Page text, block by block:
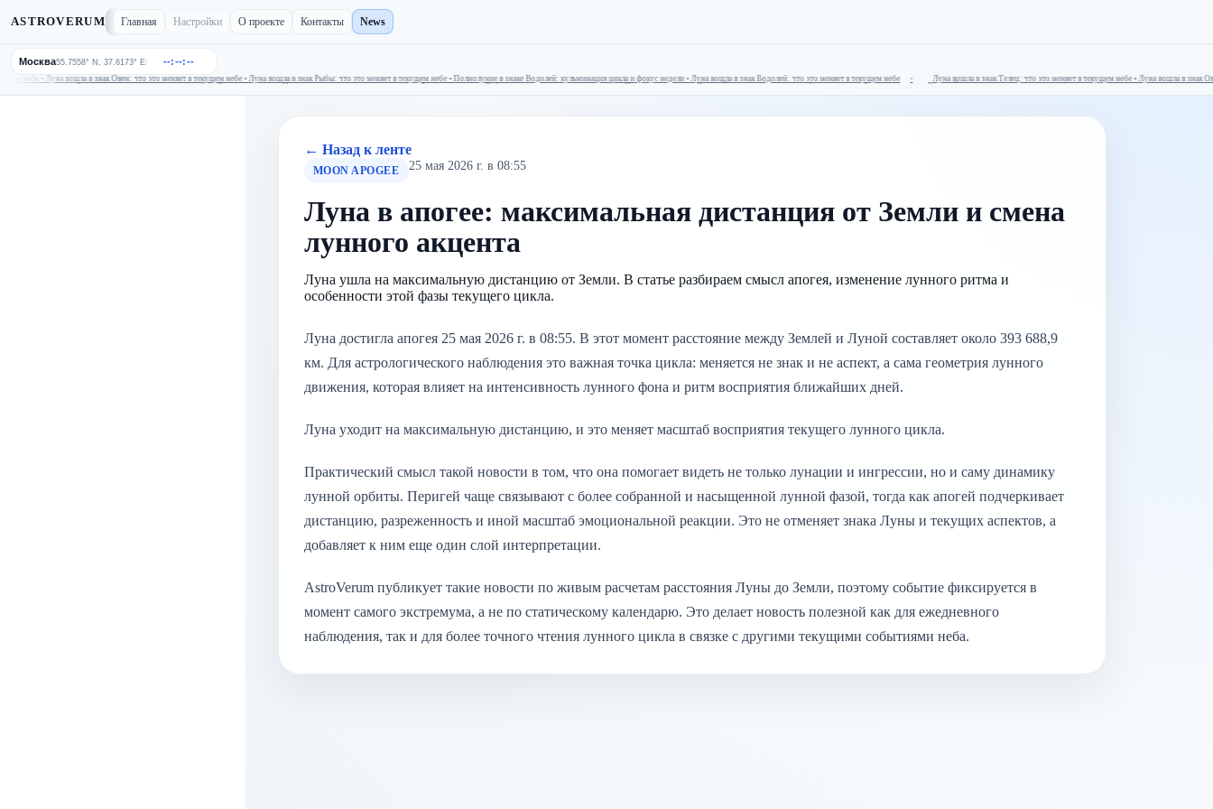
ASTROVERUM Главная Настройки О проекте Контакты News
Москва55.7558° N, 37.6173° E/ --:--:--
небе • Луна вошла в знак Овен: что это меняет в текущем небе • Луна вошла в знак Рыбы: что это меняет в текущем небе • Полнолуние в знаке Водолей: кульминация цикла и фокус недели • Луна вошла в знак Водолей: что это меняет в текущем небе
Луна вошла в знак Телец: что это меняет в текущем небе • Луна вошла в знак
Луна вошла в знак Телец: что это меняет в текущем небе • Луна вошла в знак Овен: что это меняет в текущем небе • Луна вошла в знак Рыбы: что это меняет в текущем небе • Полнолуние в знаке Водолей: кульминация цикла и фокус недели • Луна вошла в знак Водолей: что это меняет в текущем небе
← Назад к ленте
MOON APOGEE 25 мая 2026 г. в 08:55
Луна в апогее: максимальная дистанция от Земли и смена
лунного акцента
Луна ушла на максимальную дистанцию от Земли. В статье разбираем смысл апогея, изменение лунного ритма и
особенности этой фазы текущего цикла.
Луна достигла апогея 25 мая 2026 г. в 08:55. В этот момент расстояние между Землей и Луной составляет около 393 688,9
км. Для астрологического наблюдения это важная точка цикла: меняется не знак и не аспект, а сама геометрия лунного
движения, которая влияет на интенсивность лунного фона и ритм восприятия ближайших дней.
Луна уходит на максимальную дистанцию, и это меняет масштаб восприятия текущего лунного цикла.
Практический смысл такой новости в том, что она помогает видеть не только лунации и ингрессии, но и саму динамику
лунной орбиты. Перигей чаще связывают с более собранной и насыщенной лунной фазой, тогда как апогей подчеркивает
дистанцию, разреженность и иной масштаб эмоциональной реакции. Это не отменяет знака Луны и текущих аспектов, а
добавляет к ним еще один слой интерпретации.
AstroVerum публикует такие новости по живым расчетам расстояния Луны до Земли, поэтому событие фиксируется в
момент самого экстремума, а не по статическому календарю. Это делает новость полезной как для ежедневного
наблюдения, так и для более точного чтения лунного цикла в связке с другими текущими событиями неба.